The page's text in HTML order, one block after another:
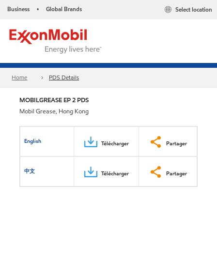
Business • Global Brands Select location
Home PDS Details
MOBILGREASE EP 2 PDS
Mobil Grease, Hong Kong
English Télécharger Partager
中文 Télécharger Partager